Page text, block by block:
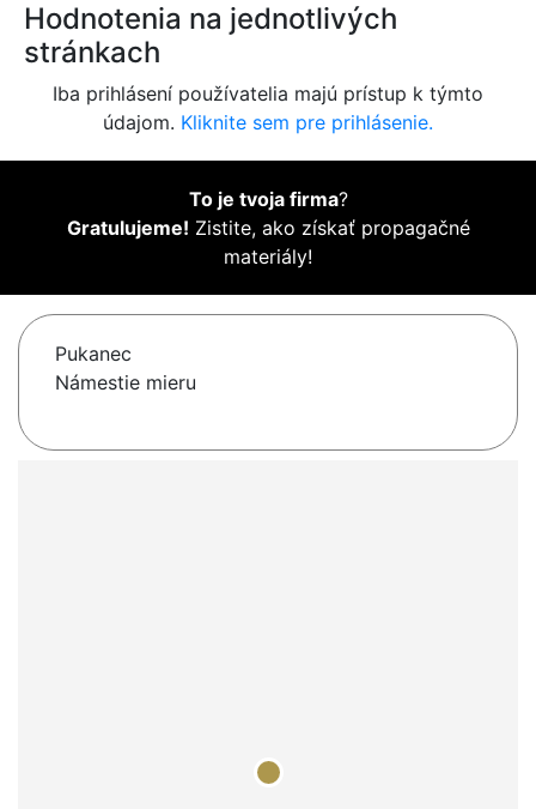
Hodnotenia na jednotlivých
stránkach
Iba prihlásení používatelia majú prístup k týmto
údajom. Kliknite sem pre prihlásenie.
To je tvoja firma?
Gratulujeme! Zistite, ako získať propagačné
materiály!
Pukanec
Námestie mieru